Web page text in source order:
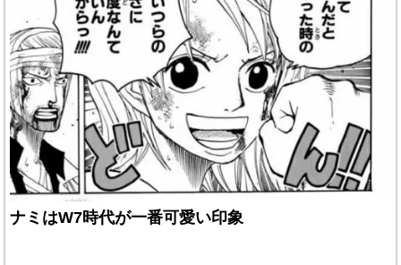
ナミはW7時代が一番可愛い印象